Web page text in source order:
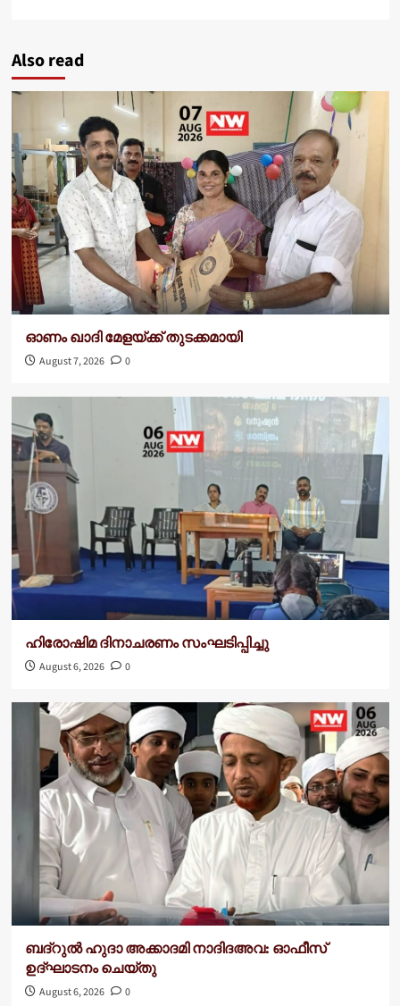
Also read
ഓണം ഖാദി മേളയ്ക്ക് തുടക്കമായി
August 7, 2026 0
ഹിരോഷിമ ദിനാചരണം സംഘടിപ്പിച്ചു
August 6, 2026 0
ബദ്റുൽ ഹുദാ അക്കാദമി നാദിദഅവ: ഓഫീസ്
ഉദ്ഘാടനം ചെയ്തു
August 6, 2026 0